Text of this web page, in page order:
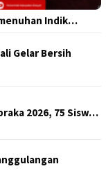
Indik…
Gelar Bersih
2026, 75 Sisw…